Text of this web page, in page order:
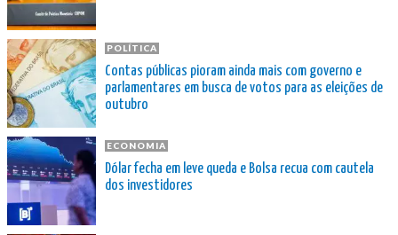
POLÍTICA
Contas públicas pioram ainda mais com governo e
parlamentares em busca de votos para as eleições de
outubro
ECONOMIA
Dólar fecha em leve queda e Bolsa recua com cautela
dos investidores